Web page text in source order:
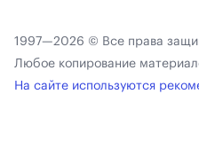
1997—2026 © Все права
Любое копирование
На сайте используются